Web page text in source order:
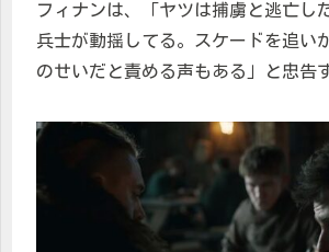
フィナンは、「ヤツは捕虜と逃亡し
兵士が動揺してる。スケードを追い
のせいだと責める声もある」と忠告